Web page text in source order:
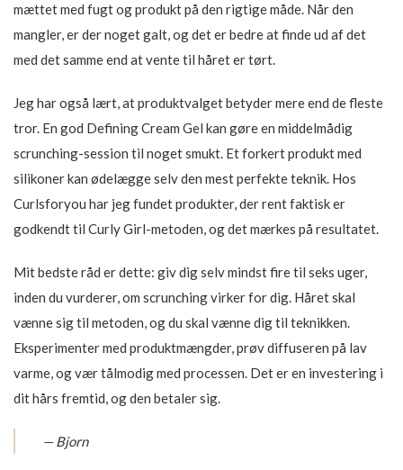
mættet med fugt og produkt på den rigtige måde. Når den
mangler, er der noget galt, og det er bedre at finde ud af det
med det samme end at vente til håret er tørt.
Jeg har også lært, at produktvalget betyder mere end de fleste
tror. En god Defining Cream Gel kan gøre en middelmådig
scrunching-session til noget smukt. Et forkert produkt med
silikoner kan ødelægge selv den mest perfekte teknik. Hos
Curlsforyou har jeg fundet produkter, der rent faktisk er
godkendt til Curly Girl-metoden, og det mærkes på resultatet.
Mit bedste råd er dette: giv dig selv mindst fire til seks uger,
inden du vurderer, om scrunching virker for dig. Håret skal
vænne sig til metoden, og du skal vænne dig til teknikken.
Eksperimenter med produktmængder, prøv diffuseren på lav
varme, og vær tålmodig med processen. Det er en investering i
dit hårs fremtid, og den betaler sig.
— Bjorn